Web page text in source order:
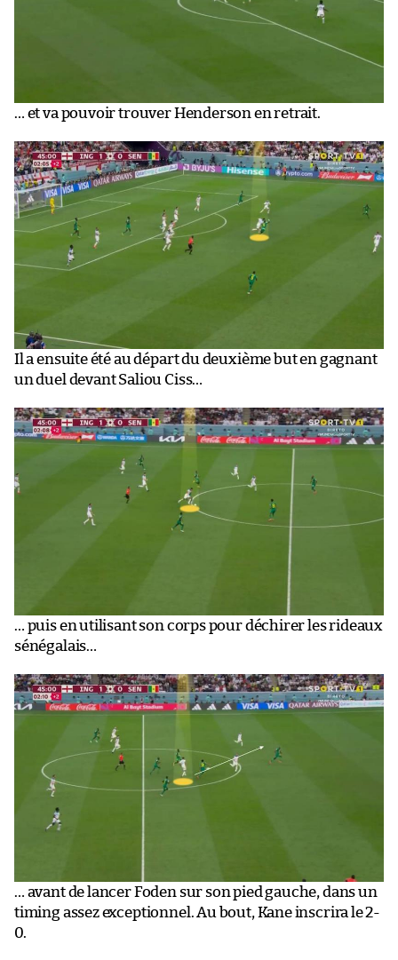
… et va pouvoir trouver Henderson en retrait.
Il a ensuite été au départ du deuxième but en gagnant
un duel devant Saliou Ciss…
… puis en utilisant son corps pour déchirer les rideaux
sénégalais…
… avant de lancer Foden sur son pied gauche, dans un
timing assez exceptionnel. Au bout, Kane inscrira le 2-
0.